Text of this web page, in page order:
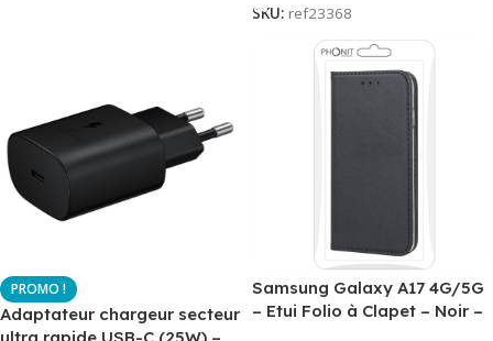
SKU: ref23368
Adaptateur chargeur secteur
ultra rapide USB-C (25W) –
Samsung Galaxy A17 4G/5G
– Etui Folio à Clapet – Noir –